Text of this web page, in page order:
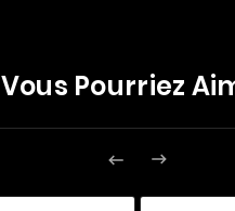
Vous Pourriez
 